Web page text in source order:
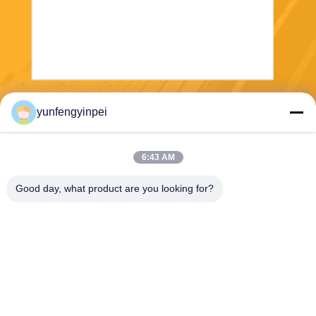
yunfengyinpei
6:43 AM
Good day, what product are you looking for?